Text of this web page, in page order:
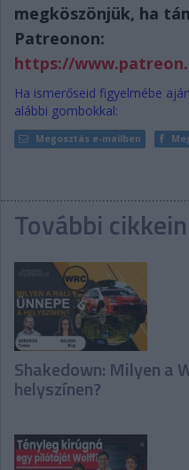
megköszönjük, ha
Patreonon:
https://
Ha ismerőseid figyelmébe
alábbi gombokkal:
Megosztás e-mailben
További
Shakedown: Milyen a
helyszínen?